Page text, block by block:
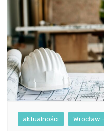
aktualności Wrocław